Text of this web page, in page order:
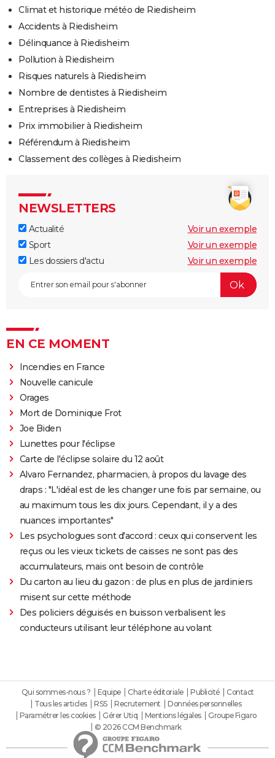
Climat et historique météo de Riedisheim
Accidents à Riedisheim
Délinquance à Riedisheim
Pollution à Riedisheim
Risques naturels à Riedisheim
Nombre de dentistes à Riedisheim
Entreprises à Riedisheim
Prix immobilier à Riedisheim
Référendum à Riedisheim
Classement des collèges à Riedisheim
NEWSLETTERS
Actualité
Voir un exemple
Sport
Voir un exemple
Les dossiers d'actu
Voir un exemple
EN CE MOMENT
Incendies en France
Nouvelle canicule
Orages
Mort de Dominique Frot
Joe Biden
Lunettes pour l'éclipse
Carte de l'éclipse solaire du 12 août
Alvaro Fernandez, pharmacien, à propos du lavage des
draps : "L'idéal est de les changer une fois par semaine, ou
au maximum tous les dix jours. Cependant, il y a des
nuances importantes"
Les psychologues sont d'accord : ceux qui conservent les
reçus ou les vieux tickets de caisses ne sont pas des
accumulateurs, mais ont besoin de contrôle
Du carton au lieu du gazon : de plus en plus de jardiniers
misent sur cette méthode
Des policiers déguisés en buisson verbalisent les
conducteurs utilisant leur téléphone au volant
Qui sommes-nous ? Equipe Charte éditoriale Publicité
Contact
Tous les articles
RSS Recrutement
Données personnelles
Paramétrer les cookies
Gérer Utiq Mentions légales
Groupe Figaro
© 2026 CCM Benchmark